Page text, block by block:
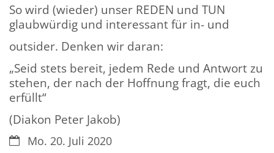
So wird (wieder) unser REDEN und TUN
glaubwürdig und interessant für in- und
outsider. Denken wir daran:
„Seid stets bereit, jedem Rede und Antwort zu
stehen, der nach der Hoffnung fragt, die euch
erfüllt“
(Diakon Peter Jakob)
Datum:Mo. 20. Juli 2020